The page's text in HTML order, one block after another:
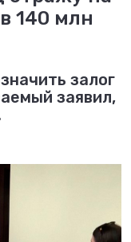
140 млн
залог
заявил,